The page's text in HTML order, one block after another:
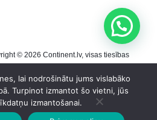
© 2026 Continent.lv, visas tiesības
lai nodrošinātu jums vislabāko
Turpinot izmantot šo vietni, jūs
izmantošanai.